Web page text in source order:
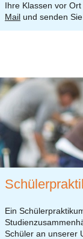
Ihre Klassen vor
Mail und senden
Ein
Schüler an unserer